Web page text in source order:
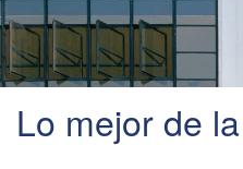
Lo mejor de